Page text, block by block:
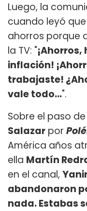
Luego, la
cuando leyó
ahorros porque
la TV: "¡Ahorros,
inflación!
trabajaste!
vale todo...".
Sobre el paso de
Salazar por
América años
ella Martín
en el canal,
abandonaron
nada. Estabas